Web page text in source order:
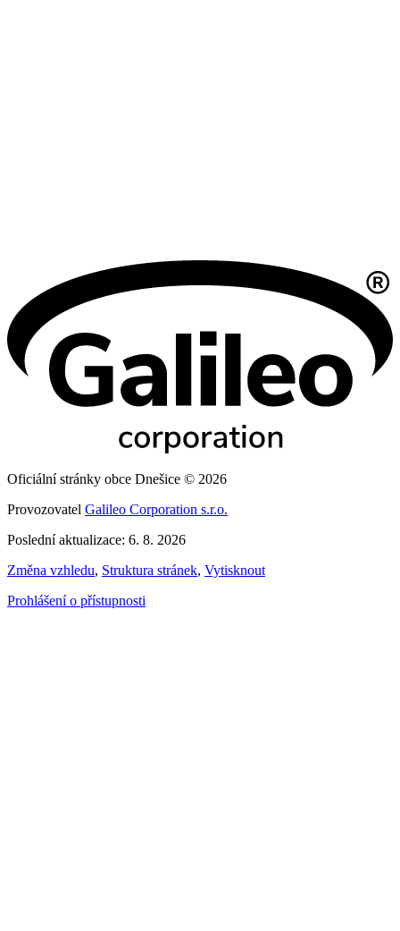
Oficiální stránky obce Dnešice © 2026
Provozovatel Galileo Corporation s.r.o.
Poslední aktualizace: 6. 8. 2026
Změna vzhledu, Struktura stránek, Vytisknout
Prohlášení o přístupnosti